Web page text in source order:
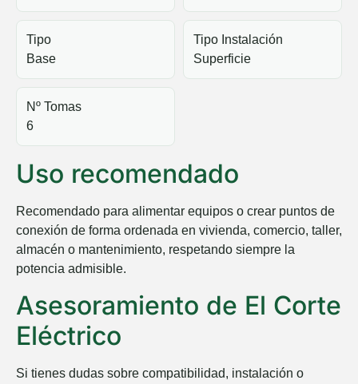
Tipo
Base
Tipo Instalación
Superficie
Nº Tomas
6
Uso recomendado
Recomendado para alimentar equipos o crear puntos de
conexión de forma ordenada en vivienda, comercio, taller,
almacén o mantenimiento, respetando siempre la
potencia admisible.
Asesoramiento de El Corte
Eléctrico
Si tienes dudas sobre compatibilidad, instalación o